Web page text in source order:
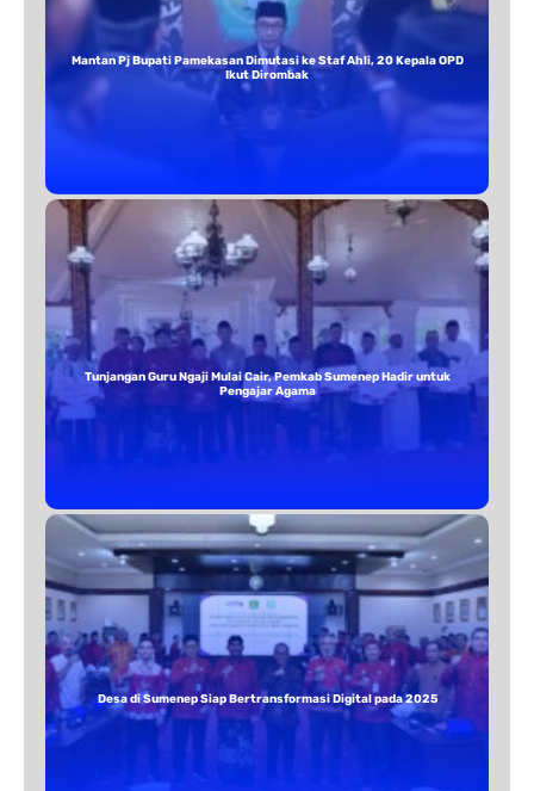
Mantan Pj Bupati Pamekasan Dimutasi ke Staf Ahli, 20 Kepala OPD
Ikut Dirombak
Tunjangan Guru Ngaji Mulai Cair, Pemkab Sumenep Hadir untuk
Pengajar Agama
Desa di Sumenep Siap Bertransformasi Digital pada 2025